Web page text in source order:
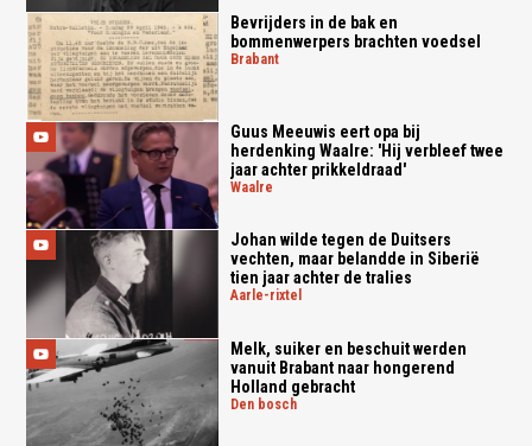
Bevrijders in de bak en
bommenwerpers brachten voedsel
brabant
Guus Meeuwis eert opa bij
herdenking Waalre: 'Hij verbleef twee
jaar achter prikkeldraad'
waalre
Johan wilde tegen de Duitsers
vechten, maar belandde in Siberië
tien jaar achter de tralies
aarle-rixtel
Melk, suiker en beschuit werden
vanuit Brabant naar hongerend
Holland gebracht
den bosch